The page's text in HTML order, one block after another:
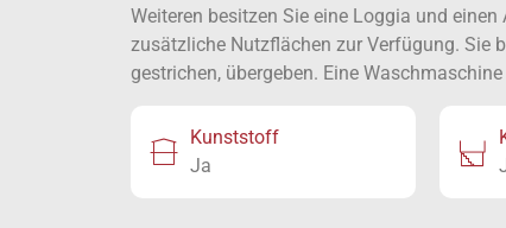
Weiteren besitzen Sie eine Loggia und
zusätzliche Nutzflächen zur Verfügung. Sie
gestrichen, übergeben. Eine
Kunststoff
Ja